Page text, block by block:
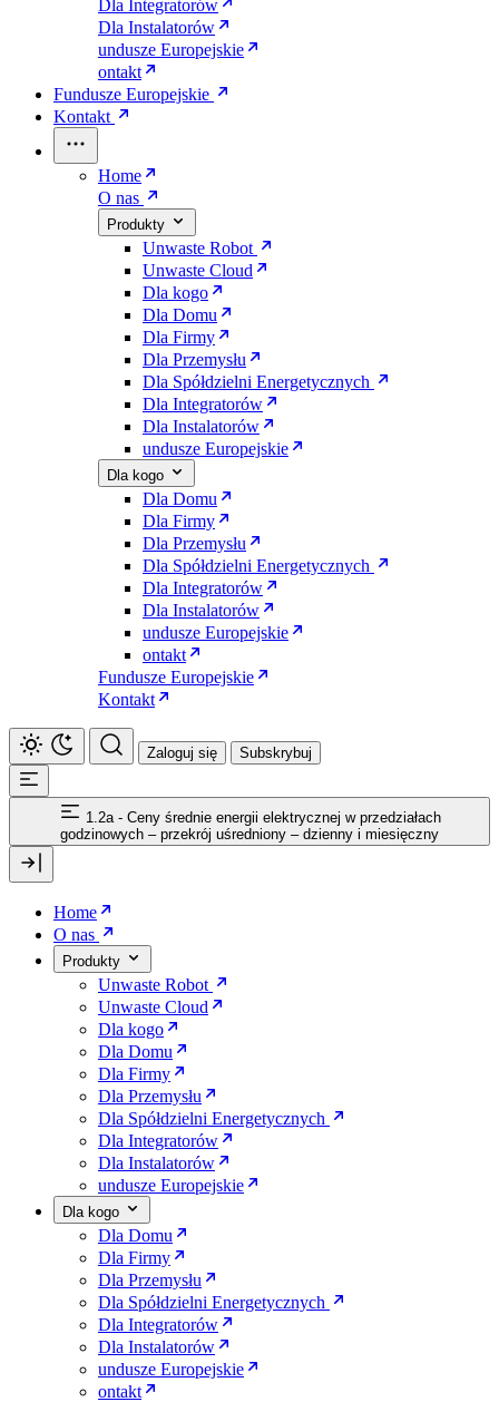
Dla Integratorów
Dla Instalatorów
undusze Europejskie
ontakt
Fundusze Europejskie
Kontakt
Home
O nas
Produkty
Unwaste Robot
Unwaste Cloud
Dla kogo
Dla Domu
Dla Firmy
Dla Przemysłu
Dla Spółdzielni Energetycznych
Dla Integratorów
Dla Instalatorów
undusze Europejskie
Dla kogo
Dla Domu
Dla Firmy
Dla Przemysłu
Dla Spółdzielni Energetycznych
Dla Integratorów
Dla Instalatorów
undusze Europejskie
ontakt
Fundusze Europejskie
Kontakt
Zaloguj się Subskrybuj
1.2a - Ceny średnie energii elektrycznej w przedziałach
godzinowych – przekrój uśredniony – dzienny i miesięczny
Home
O nas
Produkty
Unwaste Robot
Unwaste Cloud
Dla kogo
Dla Domu
Dla Firmy
Dla Przemysłu
Dla Spółdzielni Energetycznych
Dla Integratorów
Dla Instalatorów
undusze Europejskie
Dla kogo
Dla Domu
Dla Firmy
Dla Przemysłu
Dla Spółdzielni Energetycznych
Dla Integratorów
Dla Instalatorów
undusze Europejskie
ontakt